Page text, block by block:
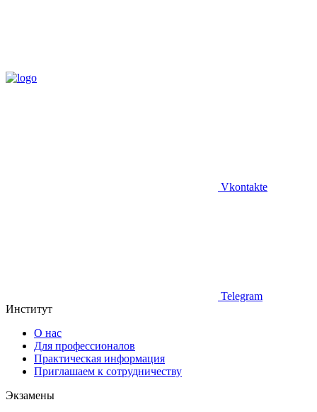
Vkontakte
Telegram
Институт
О нас
Для профессионалов
Практическая информация
Приглашаем к сотрудничеству
Экзамены